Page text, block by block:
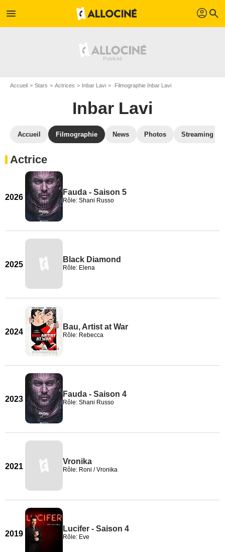
menu profil search
Accueil Stars Actrices Inbar Lavi Filmographie Inbar Lavi
Inbar Lavi
Accueil Filmographie News Photos Streaming
Actrice
2026
Fauda - Saison 5
Rôle: Shani Russo
2025
Black Diamond
Rôle: Elena
2024
Bau, Artist at War
Rôle: Rebecca
2023
Fauda - Saison 4
Rôle: Shani Russo
2021
Vronika
Rôle: Roni / Vronika
2019
Lucifer - Saison 4
Rôle: Eve